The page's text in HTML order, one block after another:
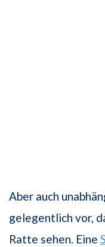
Aber auch
gelegentlich vor,
Ratte sehen. Eine